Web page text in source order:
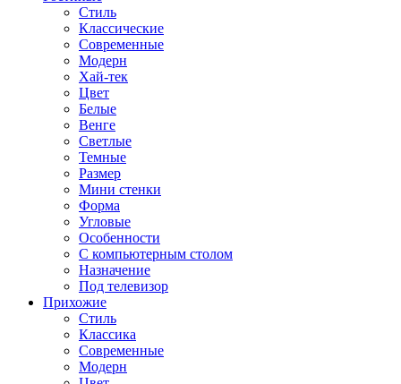
Стиль
Классические
Современные
Модерн
Хай-тек
Цвет
Белые
Венге
Светлые
Темные
Размер
Мини стенки
Форма
Угловые
Особенности
С компьютерным столом
Назначение
Под телевизор
Прихожие
Стиль
Классика
Современные
Модерн